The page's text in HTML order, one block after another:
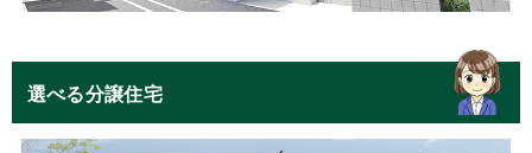
選べる分譲住宅